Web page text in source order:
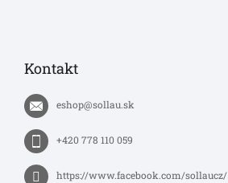
Kontakt
eshop@sollau.sk
+420 778 110 059
https://www.facebook.com/sollaucz/